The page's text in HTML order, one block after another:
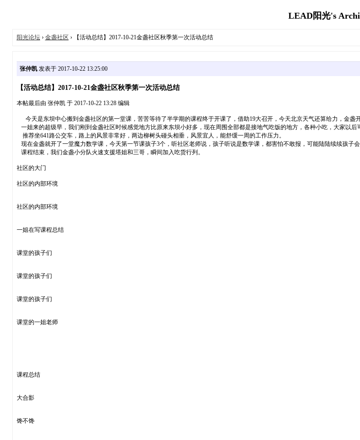
LEAD阳光's
阳光论坛› 金盏社区 › 【活动总结】2017-10-21金盏社区秋季第一次活动总结
张仲凯发表于 2017-10-22 13:25:00
【活动总结】2017-10-21金盏社区秋季第一次活动总结
本帖最后由 张仲凯 于 2017-10-22 13:28 编辑
今天是东坝中心搬到金盏社区的第一堂课，苦苦等待了半学期的课程终于开课了，借助19大召开，今天北京天气还算给力，金盏
一姐来的超级早，我们刚到金盏社区时候感觉地方比原来东坝小好多，现在周围全部都是接地气吃饭的地方，各种小吃，大家以后
推荐坐641路公交车，路上的风景非常好，两边柳树头碰头相垂，风景宜人，能舒缓一周的工作压力。
现在金盏就开了一堂魔力数学课，今天第一节课孩子3个，听社区老师说，孩子听说是数学课，都害怕不敢报，可能陆陆续续孩子
课程结束，我们金盏小分队火速支援塔姐和三哥，瞬间加入吃货行列。
社区的大门
社区的内部环境
社区的内部环境
一姐在写课程总结
课堂的孩子们
课堂的孩子们
课堂的孩子们
课堂的一姐老师
课程总结
大合影
馋不馋